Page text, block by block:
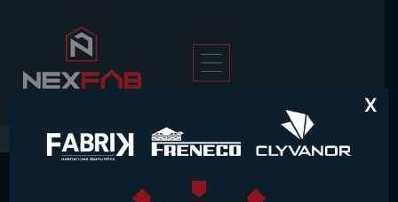
Accueil> Contact
X